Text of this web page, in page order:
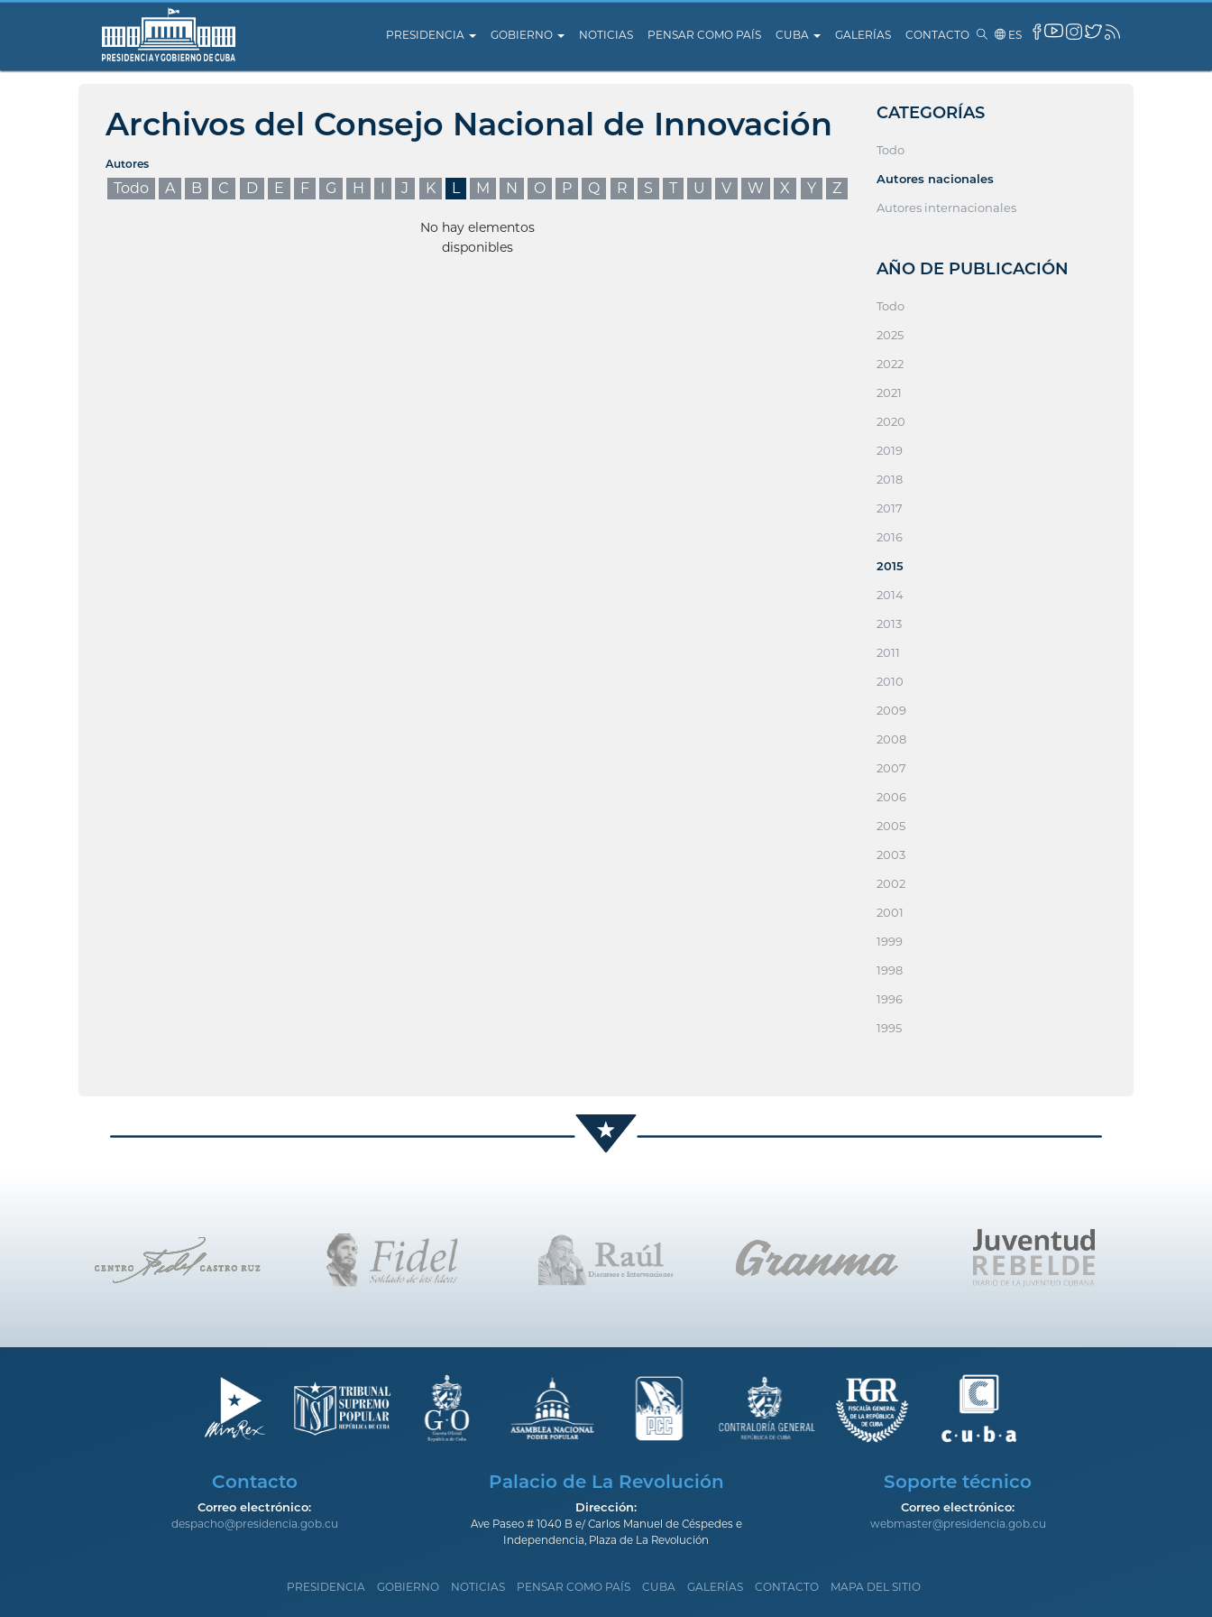
PRESIDENCIA GOBIERNO NOTICIAS PENSAR COMO PAÍS CUBA GALERÍAS CONTACTO ES
Archivos del Consejo Nacional de Innovación
Autores
Todo A B C D E F G H I J K L M N O P Q R S T U V W X Y Z
No hay elementos
disponibles
CATEGORÍAS
Todo
Autores nacionales
Autores internacionales
AÑO DE PUBLICACIÓN
Todo
2025
2022
2021
2020
2019
2018
2017
2016
2015
2014
2013
2011
2010
2009
2008
2007
2006
2005
2003
2002
2001
1999
1998
1996
1995
Contacto
Correo electrónico:
despacho@presidencia.gob.cu
Palacio de La Revolución
Dirección:
Ave Paseo # 1040 B e/ Carlos Manuel de Céspedes e
Independencia, Plaza de La Revolución
Soporte técnico
Correo electrónico:
webmaster@presidencia.gob.cu
PRESIDENCIA GOBIERNO NOTICIAS PENSAR COMO PAÍS CUBA GALERÍAS CONTACTO MAPA DEL SITIO